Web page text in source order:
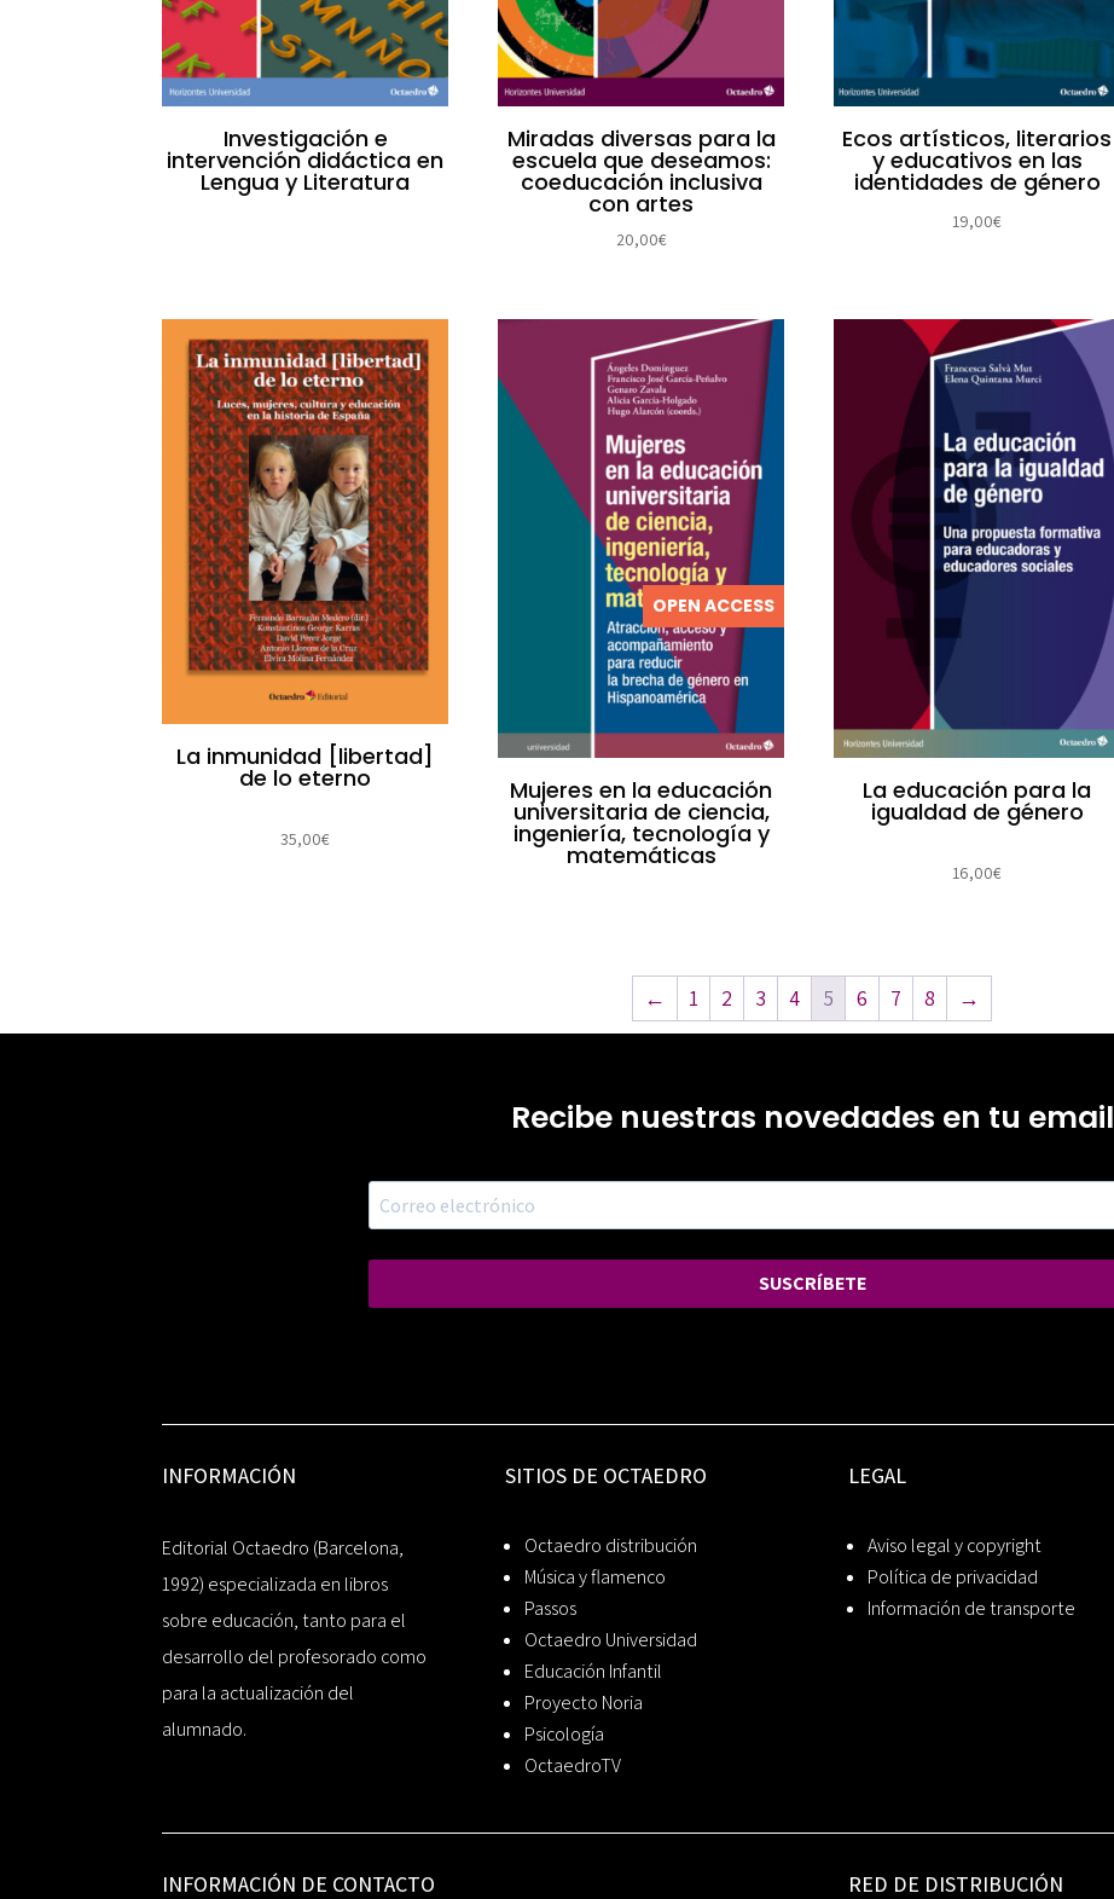
Investigación e
intervención didáctica en
Lengua y Literatura
Miradas diversas para la
escuela que deseamos:
coeducación inclusiva
con artes
20,00€
Ecos artísticos, literarios
y educativos en las
identidades de género
19,00€
La inmunidad [libertad]
de lo eterno
35,00€
OPEN ACCESS
Mujeres en la educación
universitaria de ciencia,
ingeniería, tecnología y
matemáticas
La educación para la
igualdad de género
16,00€
← 1 2 3 4 5 6 7 8 →
Recibe nuestras novedades en tu email
SUSCRÍBETE
INFORMACIÓN
Editorial Octaedro (Barcelona,
1992) especializada en libros
sobre educación, tanto para el
desarrollo del profesorado como
para la actualización del
alumnado.
SITIOS DE OCTAEDRO
Octaedro distribución
Música y flamenco
Passos
Octaedro Universidad
Educación Infantil
Proyecto Noria
Psicología
OctaedroTV
LEGAL
Aviso legal y copyright
Política de privacidad
Información de transporte
INFORMACIÓN DE CONTACTO RED DE DISTRIBUCIÓN